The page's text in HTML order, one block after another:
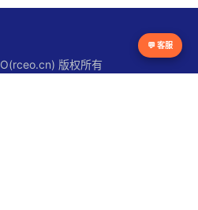
版权所有
💬 客服